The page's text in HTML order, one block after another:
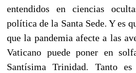
entendidos en ciencias
política de la Santa Sede. Y es
que la pandemia afecte a las
Vaticano puede poner en
Santísima Trinidad. Tanto